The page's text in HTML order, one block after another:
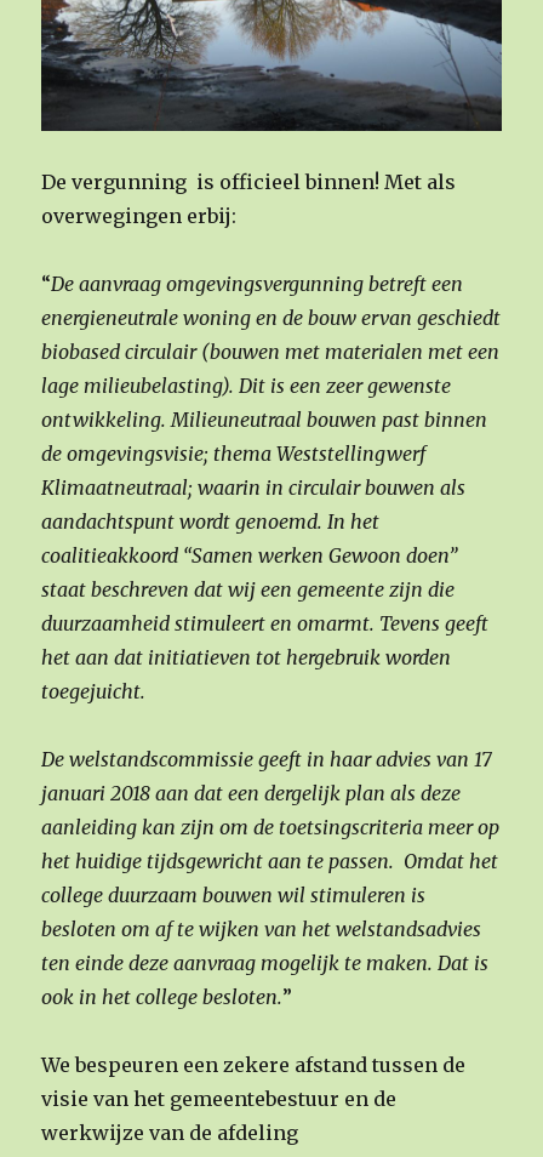
De vergunning is officieel binnen! Met als
overwegingen erbij:
“De aanvraag omgevingsvergunning betreft een
energieneutrale woning en de bouw ervan geschiedt
biobased circulair (bouwen met materialen met een
lage milieubelasting). Dit is een zeer gewenste
ontwikkeling. Milieuneutraal bouwen past binnen
de omgevingsvisie; thema Weststellingwerf
Klimaatneutraal; waarin in circulair bouwen als
aandachtspunt wordt genoemd. In het
coalitieakkoord “Samen werken Gewoon doen”
staat beschreven dat wij een gemeente zijn die
duurzaamheid stimuleert en omarmt. Tevens geeft
het aan dat initiatieven tot hergebruik worden
toegejuicht.
De welstandscommissie geeft in haar advies van 17
januari 2018 aan dat een dergelijk plan als deze
aanleiding kan zijn om de toetsingscriteria meer op
het huidige tijdsgewricht aan te passen. Omdat het
college duurzaam bouwen wil stimuleren is
besloten om af te wijken van het welstandsadvies
ten einde deze aanvraag mogelijk te maken. Dat is
ook in het college besloten.”
We bespeuren een zekere afstand tussen de
visie van het gemeentebestuur en de
werkwijze van de afdeling